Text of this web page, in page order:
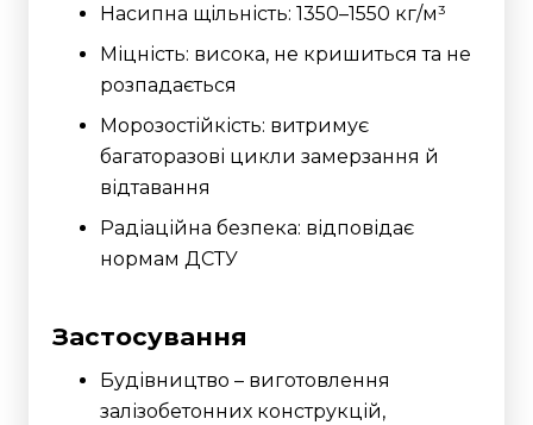
Насипна щільність: 1350–1550 кг/м³
Міцність: висока, не кришиться та не
розпадається
Морозостійкість: витримує
багаторазові цикли замерзання й
відтавання
Радіаційна безпека: відповідає
нормам ДСТУ
Застосування
Будівництво – виготовлення
залізобетонних конструкцій,